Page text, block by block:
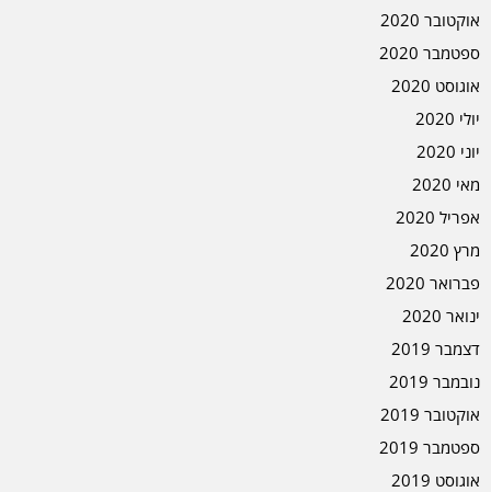
אוקטובר 2020
ספטמבר 2020
אוגוסט 2020
יולי 2020
יוני 2020
מאי 2020
אפריל 2020
מרץ 2020
פברואר 2020
ינואר 2020
דצמבר 2019
נובמבר 2019
אוקטובר 2019
ספטמבר 2019
אוגוסט 2019